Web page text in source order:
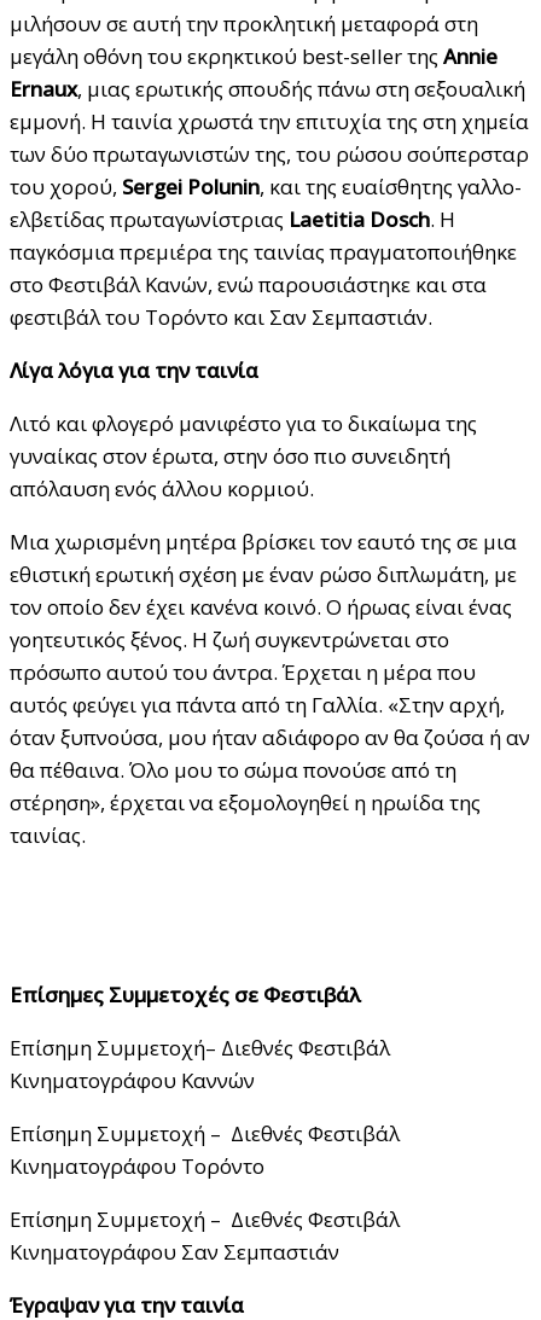
μιλήσουν σε αυτή την προκλητική μεταφορά στη
μεγάλη οθόνη του εκρηκτικού best-seller της Annie
Ernaux, μιας ερωτικής σπουδής πάνω στη σεξουαλική
εμμονή. Η ταινία χρωστά την επιτυχία της στη χημεία
των δύο πρωταγωνιστών της, του ρώσου σούπερσταρ
του χορού, Sergei Polunin, και της ευαίσθητης γαλλο-
ελβετίδας πρωταγωνίστριας Laetitia Dosch. H
παγκόσμια πρεμιέρα της ταινίας πραγματοποιήθηκε
στο Φεστιβάλ Κανών, ενώ παρουσιάστηκε και στα
φεστιβάλ του Τορόντο και Σαν Σεμπαστιάν.
Λίγα λόγια για την ταινία
Λιτό και φλογερό μανιφέστο για το δικαίωμα της
γυναίκας στον έρωτα, στην όσο πιο συνειδητή
απόλαυση ενός άλλου κορμιού.
Μια χωρισμένη μητέρα βρίσκει τον εαυτό της σε μια
εθιστική ερωτική σχέση με έναν ρώσο διπλωμάτη, με
τον οποίο δεν έχει κανένα κοινό. Ο ήρωας είναι ένας
γοητευτικός ξένος. Η ζωή συγκεντρώνεται στο
πρόσωπο αυτού του άντρα. Έρχεται η μέρα που
αυτός φεύγει για πάντα από τη Γαλλία. «Στην αρχή,
όταν ξυπνούσα, μου ήταν αδιάφορο αν θα ζούσα ή αν
θα πέθαινα. Όλο μου το σώμα πονούσε από τη
στέρηση», έρχεται να εξομολογηθεί η ηρωίδα της
ταινίας.
Επίσημες Συμμετοχές σε Φεστιβάλ
Eπίσημη Συμμετοχή– Διεθνές Φεστιβάλ
Κινηματογράφου Καννών
Επίσημη Συμμετοχή – Διεθνές Φεστιβάλ
Κινηματογράφου Τορόντο
Επίσημη Συμμετοχή – Διεθνές Φεστιβάλ
Κινηματογράφου Σαν Σεμπαστιάν
Έγραψαν για την ταινία